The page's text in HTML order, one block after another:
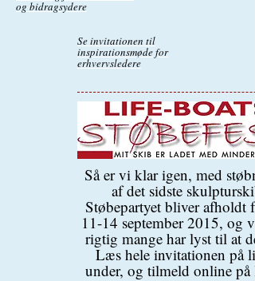
og bidragsydere
Se invitationen til
inspirationsmøde for
erhvervsledere
Så er vi klar igen, med
af det sidste
Støbepartyet bliver afholdt
11-14 september 2015, og vi
rigtig mange har lyst til at
Læs hele invitationen på
under, og tilmeld online på